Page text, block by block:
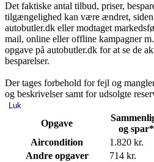
Det faktiske antal tilbud, priser,
tilgængelighed kan være ændret, siden
autobutler.dk eller modtaget
mail, online eller offline kampagner
opgave på autobutler.dk for at se de
besparelser.
Der tages forbehold for fejl og
og beskrivelser samt for udsolgte
Luk
Opgave
og spar*
Aircondition
1.820 kr.
Andre opgaver
714 kr.